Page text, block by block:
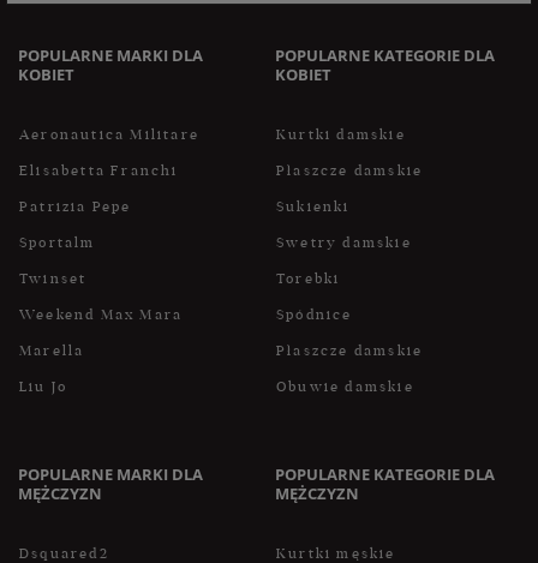
POPULARNE MARKI DLA
KOBIET
Aeronautica Militare
Elisabetta Franchi
Patrizia Pepe
Sportalm
Twinset
Weekend Max Mara
Marella
Liu Jo
POPULARNE KATEGORIE DLA
KOBIET
Kurtki damskie
Płaszcze damskie
Sukienki
Swetry damskie
Torebki
Spódnice
Płaszcze damskie
Obuwie damskie
POPULARNE MARKI DLA
MĘŻCZYZN
Dsquared2
POPULARNE KATEGORIE DLA
MĘŻCZYZN
Kurtki męskie